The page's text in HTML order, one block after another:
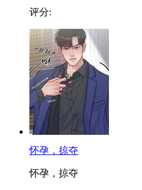
评分:
怀孕，掠夺
怀孕，掠夺